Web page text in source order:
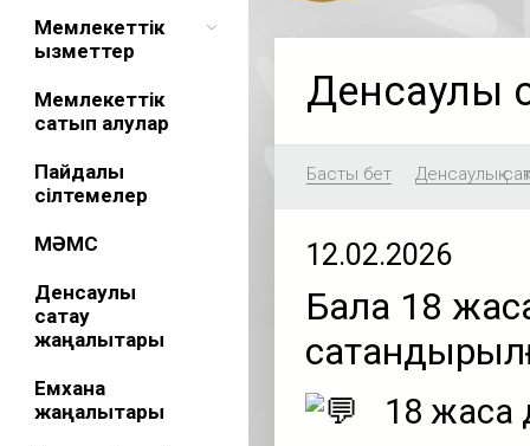
Мемлекеттік
қызметтер
Мемлекеттік
сатып алулар
Пайдалы
сілтемелер
МӘМС
Денсаулық
сақтау
жаңалықтары
Емхана
жаңалықтары
Денсаулық
Басты бет Денсаулық
12.02.2026
Бала 18
18